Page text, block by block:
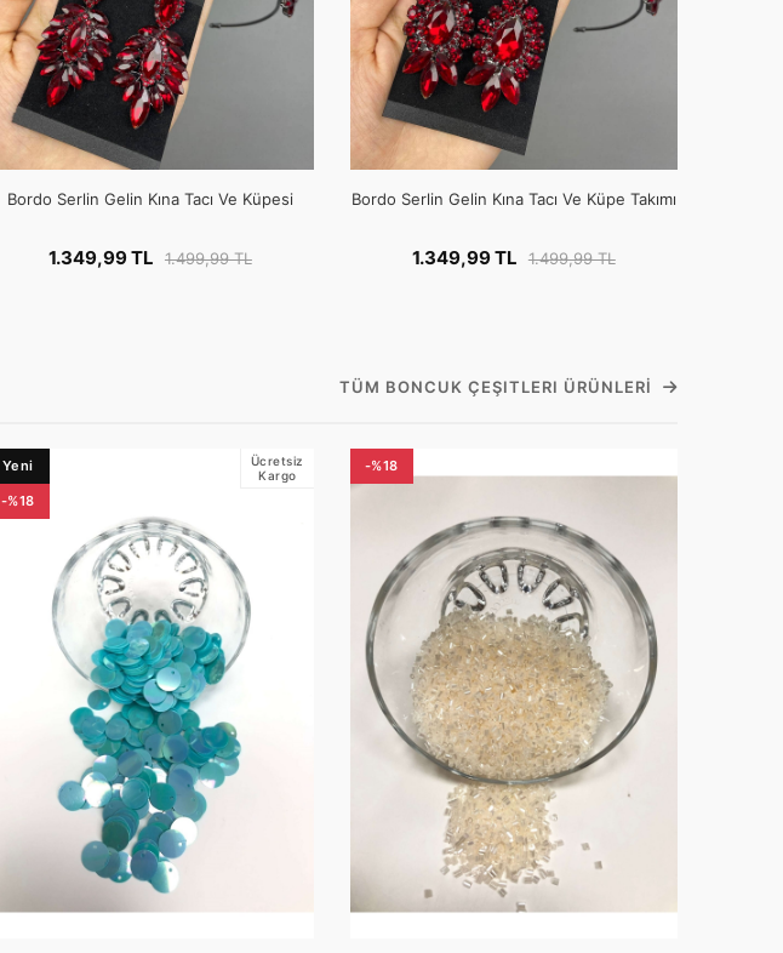
Bordo Serlin Gelin Kına Tacı Ve Küpesi
1.349,99 TL 1.499,99 TL
Bordo Serlin Gelin Kına Tacı Ve Küpe Takımı
1.349,99 TL 1.499,99 TL
TÜM BONCUK ÇEŞITLERI ÜRÜNLERI
Yeni
-%18
Ücretsiz
Kargo
-%18